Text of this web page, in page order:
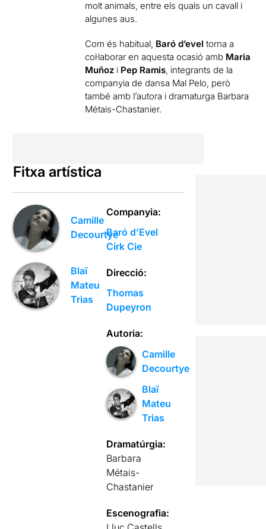
molt animals, entre els quals un cavall i
algunes aus.
Com és habitual, Baró d’evel torna a
col·laborar en aquesta ocasió amb Maria
Muñoz i Pep Ramis , integrants de la
companyia de dansa Mal Pelo, però
també amb l’autora i dramaturga Barbara
Métais-Chastanier.
Fitxa artística
Camille
Decourtye
Blaï
Mateu
Trias
Companyia:
Baró d’Evel
Cirk Cie
Direcció:
Thomas
Dupeyron
Autoria:
Camille
Decourtye
Blaï
Mateu
Trias
Dramatúrgia:
Barbara
Métais-
Chastanier
Escenografia: